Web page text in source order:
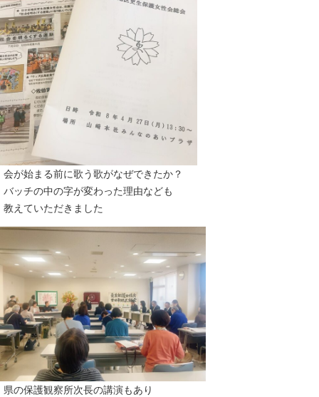
会が始まる前に歌う歌がなぜできたか？
バッチの中の字が変わった理由なども
教えていただきました
県の保護観察所次長の講演もあり